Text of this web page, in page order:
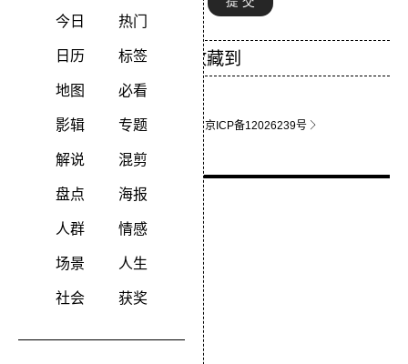
今日 热门
日历 标签
地图 必看
影辑 专题
解说 混剪
盘点 海报
人群 情感
场景 人生
社会 获奖
关于影猫 京ICP备12026239号